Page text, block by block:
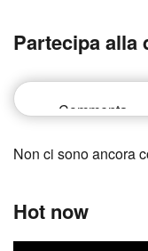
Partecipa alla
Non ci sono ancora
Hot now